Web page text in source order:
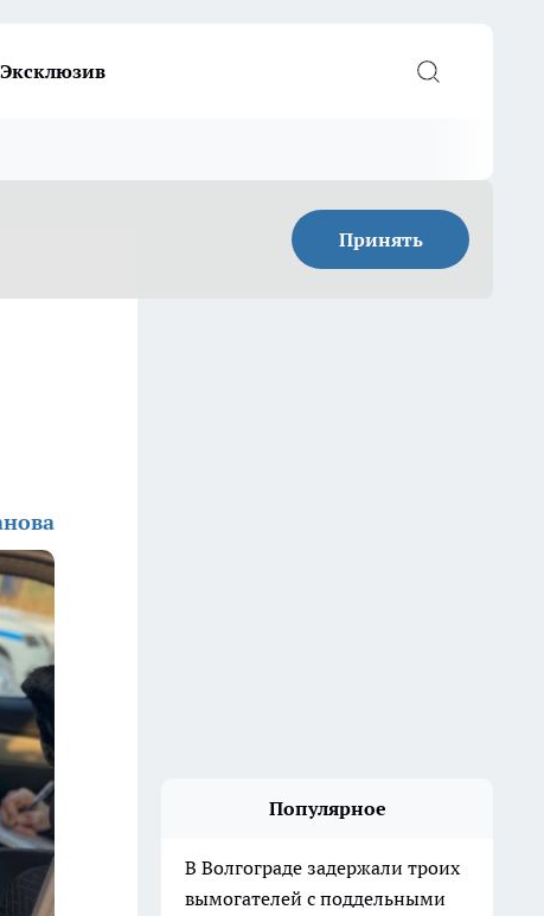
Эксклюзив
Принять
Популярное
В Волгограде задержали троих
вымогателей с поддельными